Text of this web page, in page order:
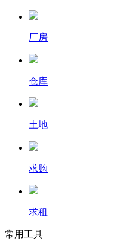
厂房
仓库
土地
求购
求租
常用工具